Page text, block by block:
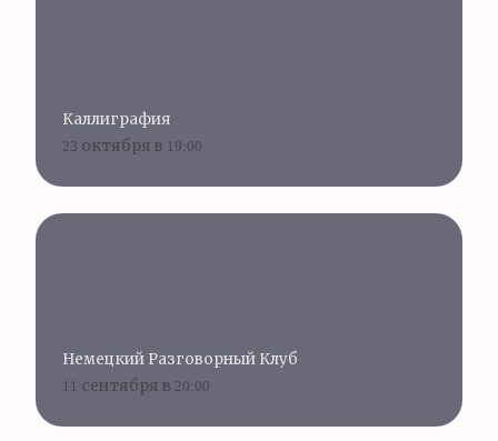
Каллиграфия
23 октября в 19:00
Немецкий Разговорный Клуб
11 сентября в 20:00